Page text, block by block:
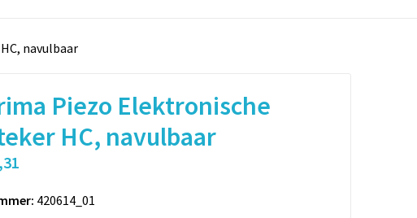
navulbaar
Piezo Elektronische
HC, navulbaar
420614_01